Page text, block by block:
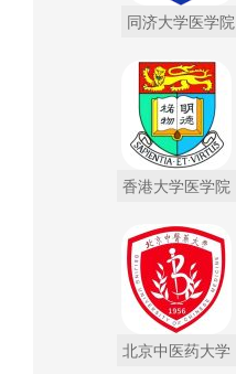
同济大学医学院
香港大学医学院
北京中医药大学